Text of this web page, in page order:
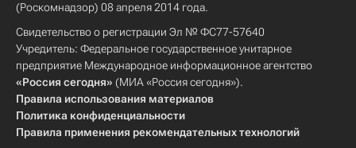
(Роскомнадзор) 08 апреля 2014 года.
Свидетельство о регистрации Эл № ФС77-57640
Учредитель: Федеральное государственное унитарное
предприятие Международное информационное агентство
«Россия сегодня» (МИА «Россия сегодня»).
Правила использования материалов
Политика конфиденциальности
Правила применения рекомендательных технологий